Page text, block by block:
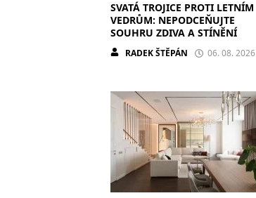
SVATÁ TROJICE PROTI LETNÍM
VEDRŮM: NEPODCEŇUJTE
SOUHRU ZDIVA A STÍNĚNÍ
RADEK ŠTĚPÁN 06. 08. 2026